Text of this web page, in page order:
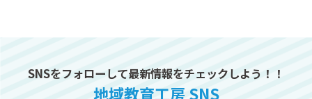
SNSをフォローして最新情報をチェックしよう！！
地域教育工房 SNS